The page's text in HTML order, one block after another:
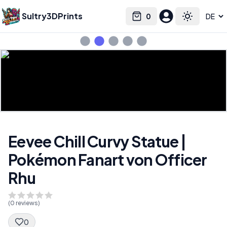
Sultry3DPrints 0
Cart Toggle
Select language
Eevee Chill Curvy Statue |
Pokémon Fanart von Officer
Rhu
(0 reviews)
0